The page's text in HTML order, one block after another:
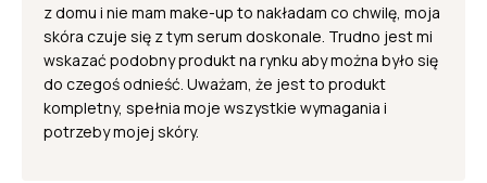
Termin ważności:
3 miesiące po otwarciu, 24 miesięcy od
daty produkcji,
Atesty i badania:
kosmetyk spełnia wszystkie wymagania
dot. procedury oceny bezpieczeństwa
produktu kosmetycznego wg przepisów
z domu i nie mam make-up to nakładam co chwilę, moja
skóra czuje się z tym serum doskonale. Trudno jest mi
wskazać podobny produkt na rynku aby można było się
do czegoś odnieść. Uważam, że jest to produkt
kompletny, spełnia moje wszystkie wymagania i
potrzeby mojej skóry.